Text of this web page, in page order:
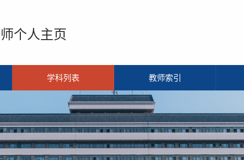
个人主页
学科列表 教师索引